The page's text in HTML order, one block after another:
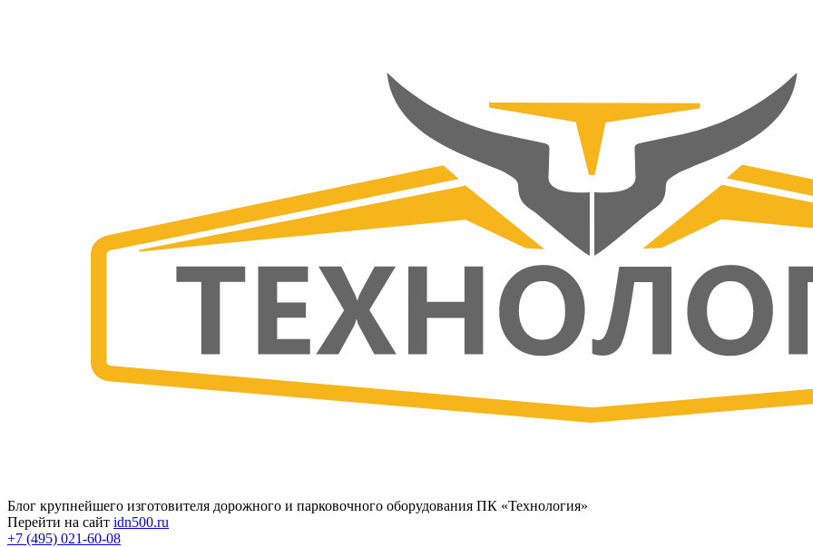
Блог крупнейшего изготовителя дорожного и парковочного оборудования ПК «Технология»
Перейти на сайт idn500.ru
+7 (495) 021-60-08